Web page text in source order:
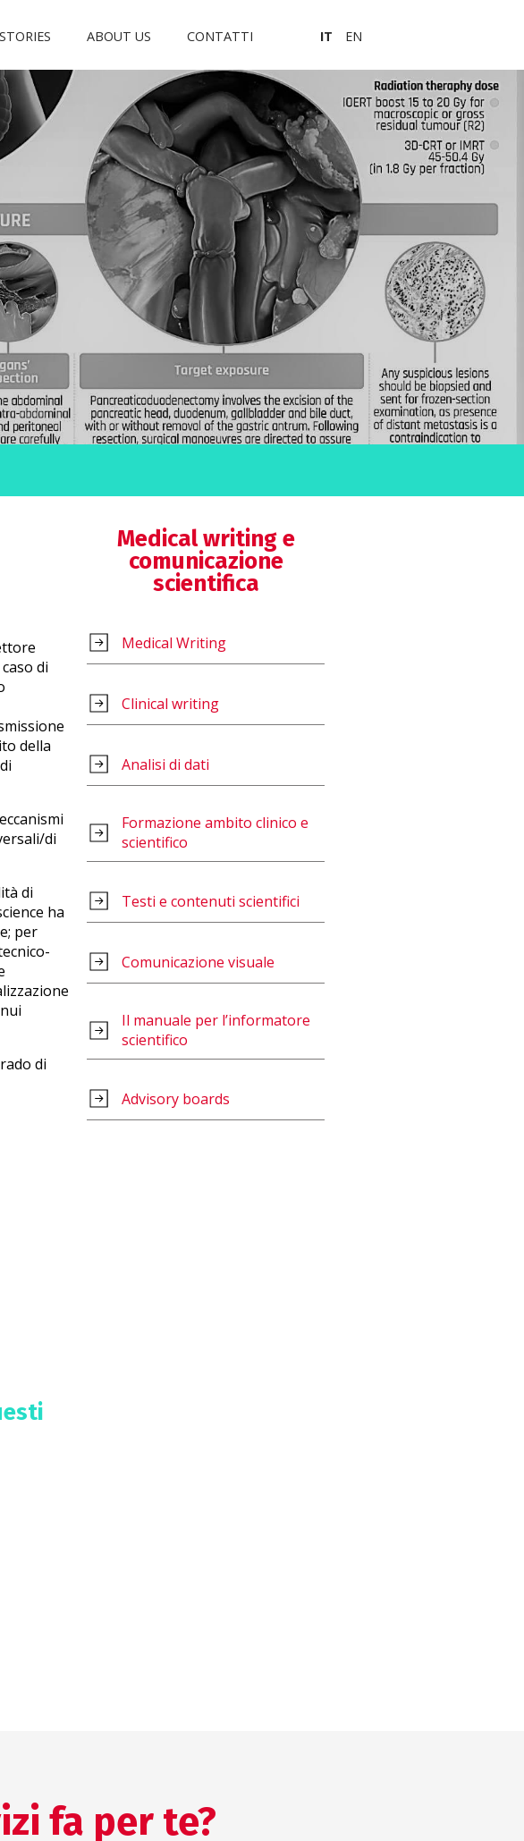
ABOUT US CONTATTI IT EN
di
della
di
di
ha
per
di
Medical writing e
comunicazione
scientifica
Medical Writing
Clinical writing
Analisi di dati
Formazione ambito clinico e
scientifico
Testi e contenuti scientifici
Comunicazione visuale
Il manuale per l’informatore
scientifico
Advisory boards
fa per te?